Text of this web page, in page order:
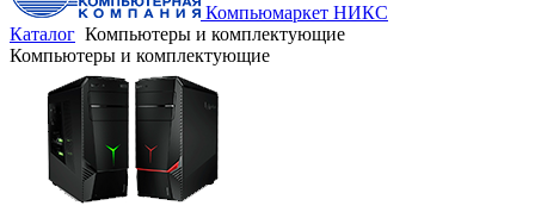
Компьюмаркет НИКС
Каталог Компьютеры и комплектующие
Компьютеры и комплектующие